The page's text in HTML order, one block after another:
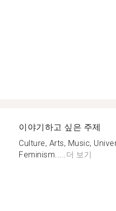
이야기하고 싶은 주제
Culture, Arts, Music,
Feminism.....더 보기